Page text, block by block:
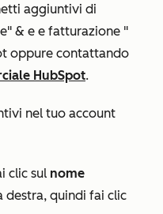
aggiuntivi di
" & e e fatturazione "
oppure contattando
HubSpot.
nel tuo account
clic sul nome
destra, quindi fai clic